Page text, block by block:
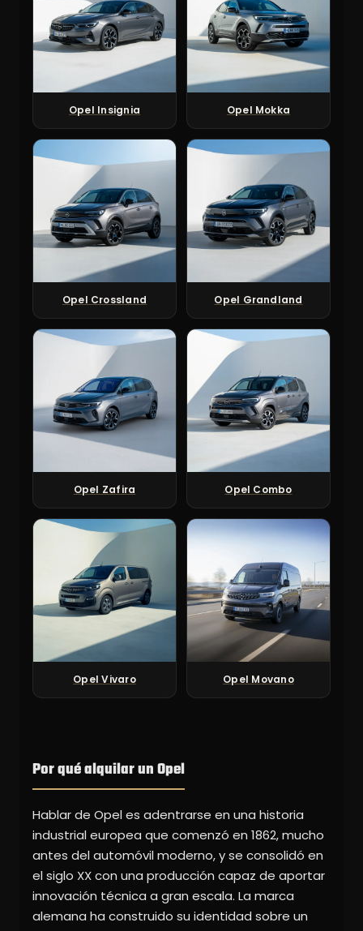
Opel Insignia Opel Mokka
Opel Crossland Opel Grandland
Opel Zafira Opel Combo
Opel Vivaro Opel Movano
Por qué alquilar un Opel
Hablar de Opel es adentrarse en una historia
industrial europea que comenzó en 1862, mucho
antes del automóvil moderno, y se consolidó en
el siglo XX con una producción capaz de aportar
innovación técnica a gran escala. La marca
alemana ha construido su identidad sobre un